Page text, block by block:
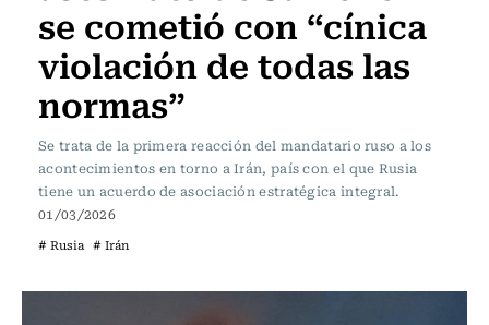
se cometió con “cínica
violación de todas las
normas”
Se trata de la primera reacción del mandatario ruso a los
acontecimientos en torno a Irán, país con el que Rusia
tiene un acuerdo de asociación estratégica integral.
01/03/2026
# Rusia # Irán